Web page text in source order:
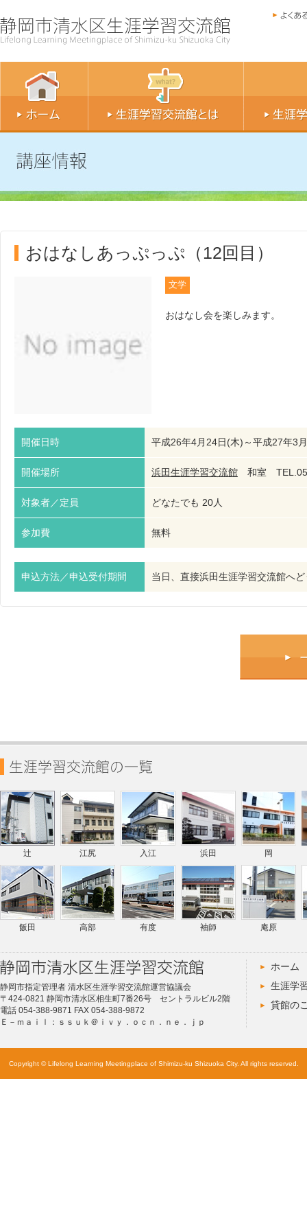
おはなしあっぷっぷ（12回目）
文学
おはなし会を楽しみます。
開催日時 平成26年4月24日(木)～平成27年3
開催場所 浜田生涯学習交流館 和室
対象者／定員 どなたでも 20人
参加費 無料
申込方法／申込受付期間 当日、直接浜田生涯学習交流館へ
辻 江尻 入江 浜田 岡
飯田 高部 有度 袖師 庵原
静岡市指定管理者 清水区生涯学習交流館運営協議会
〒424-0821 静岡市清水区相生町7番26号 セントラルビル2階
電話 054-388-9871 FAX 054-388-9872
Ｅ－ｍａｉｌ：ｓｓｕｋ＠ｉｖｙ．ｏｃｎ．ｎｅ．ｊｐ
ホーム
生涯学
貸館の
Copyright © Lifelong Learning Meetingplace of Shimizu-ku Shizuoka City. All rights reserved.